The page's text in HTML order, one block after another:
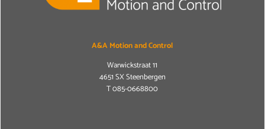
A&A Motion and Control
Warwickstraat 11
4651 SX Steenbergen
T085-0668800